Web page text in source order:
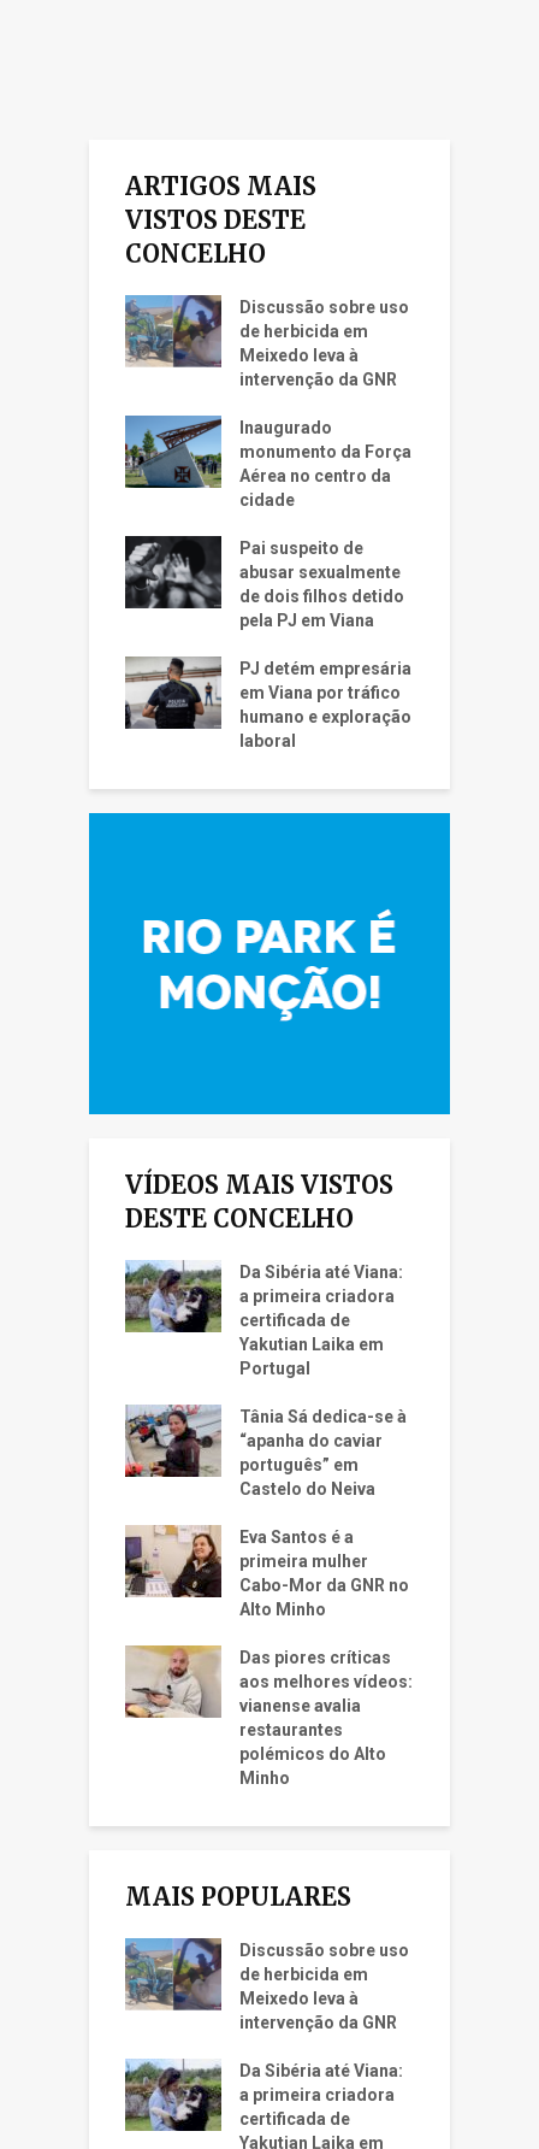
ARTIGOS MAIS
VISTOS DESTE
CONCELHO
Discussão sobre uso
de herbicida em
Meixedo leva à
intervenção da GNR
Inaugurado
monumento da Força
Aérea no centro da
cidade
Pai suspeito de
abusar sexualmente
de dois filhos detido
pela PJ em Viana
PJ detém empresária
em Viana por tráfico
humano e exploração
laboral
VÍDEOS MAIS VISTOS
DESTE CONCELHO
Da Sibéria até Viana:
a primeira criadora
certificada de
Yakutian Laika em
Portugal
Tânia Sá dedica-se à
“apanha do caviar
português” em
Castelo do Neiva
Eva Santos é a
primeira mulher
Cabo-Mor da GNR no
Alto Minho
Das piores críticas
aos melhores vídeos:
vianense avalia
restaurantes
polémicos do Alto
Minho
MAIS POPULARES
Discussão sobre uso
de herbicida em
Meixedo leva à
intervenção da GNR
Da Sibéria até Viana:
a primeira criadora
certificada de
Yakutian Laika em